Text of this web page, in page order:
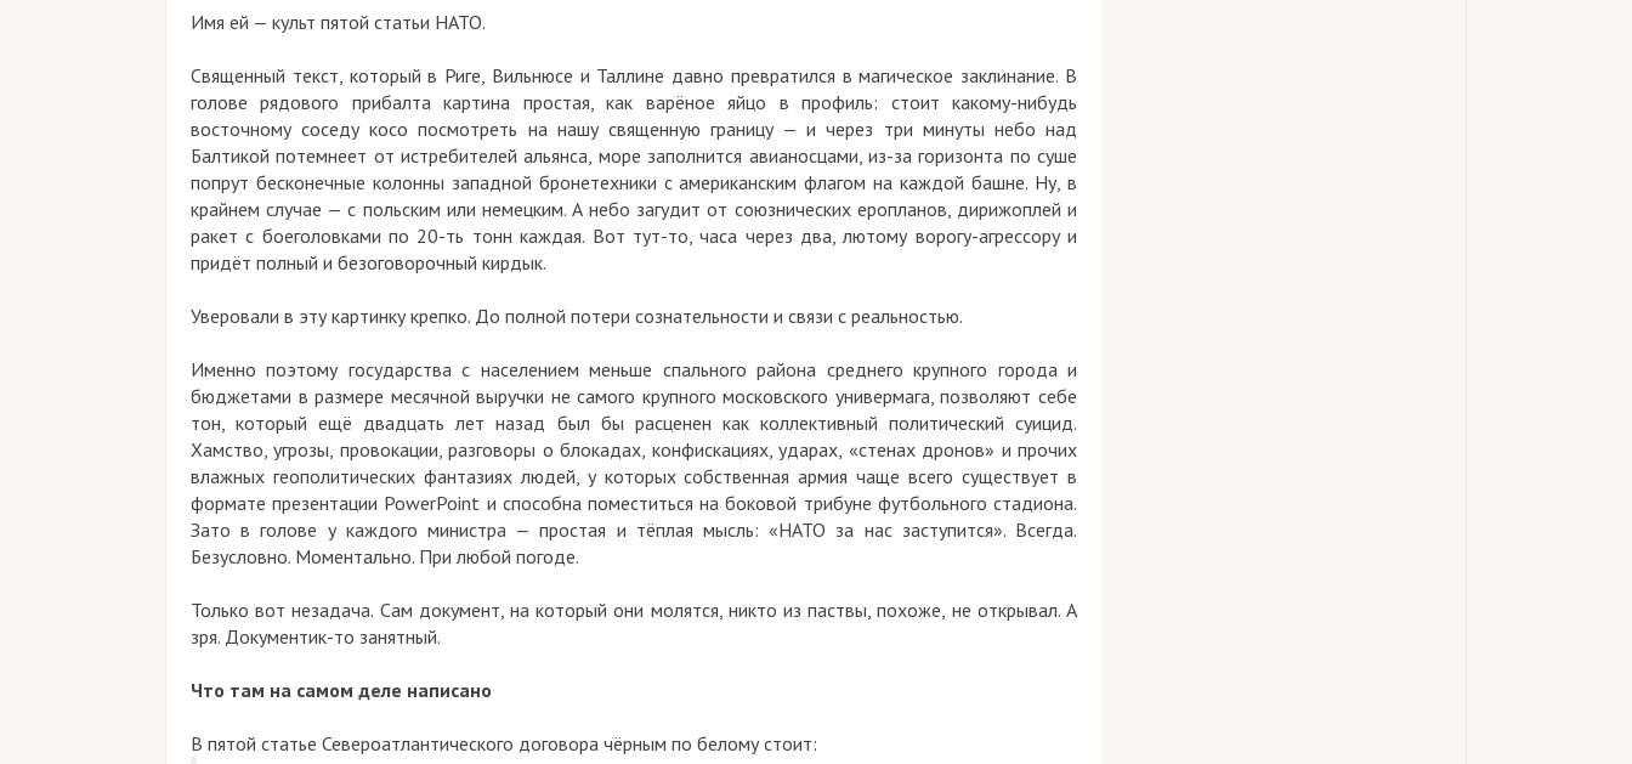
Имя ей — культ пятой статьи НАТО.
Священный текст, который в Риге, Вильнюсе и Таллине давно превратился в магическое заклинание. В
голове рядового прибалта картина простая, как варёное яйцо в профиль: стоит какому-нибудь
восточному соседу косо посмотреть на нашу священную границу — и через три минуты небо над
Балтикой потемнеет от истребителей альянса, море заполнится авианосцами, из-за горизонта по суше
попрут бесконечные колонны западной бронетехники с американским флагом на каждой башне. Ну, в
крайнем случае — с польским или немецким. А небо загудит от союзнических еропланов, дирижоплей и
ракет с боеголовками по 20-ть тонн каждая. Вот тут-то, часа через два, лютому ворогу-агрессору и
придёт полный и безоговорочный кирдык.
Уверовали в эту картинку крепко. До полной потери сознательности и связи с реальностью.
Именно поэтому государства с населением меньше спального района среднего крупного города и
бюджетами в размере месячной выручки не самого крупного московского универмага, позволяют себе
тон, который ещё двадцать лет назад был бы расценен как коллективный политический суицид.
Хамство, угрозы, провокации, разговоры о блокадах, конфискациях, ударах, «стенах дронов» и прочих
влажных геополитических фантазиях людей, у которых собственная армия чаще всего существует в
формате презентации PowerPoint и способна поместиться на боковой трибуне футбольного стадиона.
Зато в голове у каждого министра — простая и тёплая мысль: «НАТО за нас заступится». Всегда.
Безусловно. Моментально. При любой погоде.
Только вот незадача. Сам документ, на который они молятся, никто из паствы, похоже, не открывал. А
зря. Документик-то занятный.
Что там на самом деле написано
В пятой статье Североатлантического договора чёрным по белому стоит: